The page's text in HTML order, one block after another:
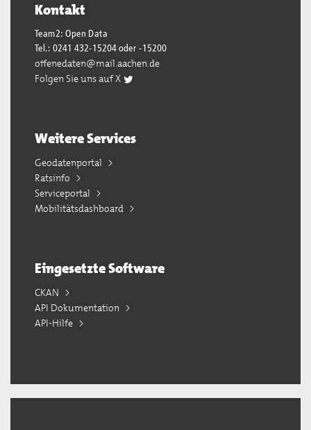
Kontakt
Team2: Open Data
Tel.: 0241 432-15204 oder -15200
offenedaten@mail.aachen.de
Folgen Sie uns auf X
Weitere Services
Geodatenportal
Ratsinfo
Serviceportal
Mobilitätsdashboard
Eingesetzte Software
CKAN
API Dokumentation
API-Hilfe